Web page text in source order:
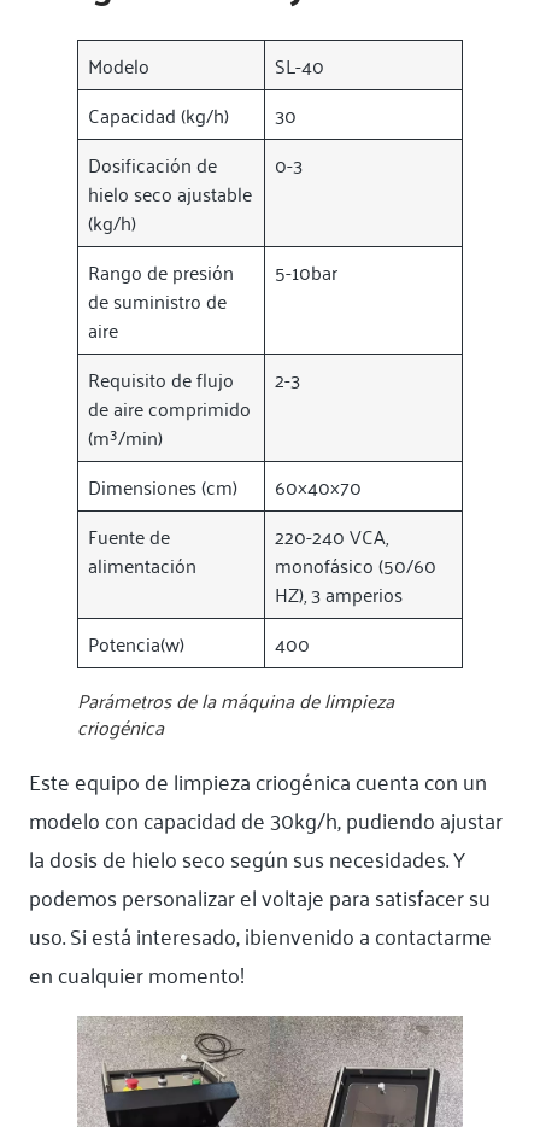
Modelo
SL-40
Capacidad (kg/h)
30
Dosificación de
hielo seco ajustable
(kg/h)
0-3
Rango de presión
de suministro de
aire
5-10bar
Requisito de flujo
de aire comprimido
(m³/min)
2-3
Dimensiones (cm)
60×40×70
Fuente de
alimentación
220-240 VCA,
monofásico (50/60
HZ), 3 amperios
Potencia(w)
400
Parámetros de la máquina de limpieza
criogénica
Este equipo de limpieza criogénica cuenta con un
modelo con capacidad de 30kg/h, pudiendo ajustar
la dosis de hielo seco según sus necesidades. Y
podemos personalizar el voltaje para satisfacer su
uso. Si está interesado, ¡bienvenido a contactarme
en cualquier momento!